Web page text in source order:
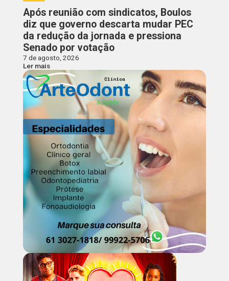
Após reunião com sindicatos, Boulos
diz que governo descarta mudar PEC
da redução da jornada e pressiona
Senado por votação
7 de agosto, 2026
Ler mais